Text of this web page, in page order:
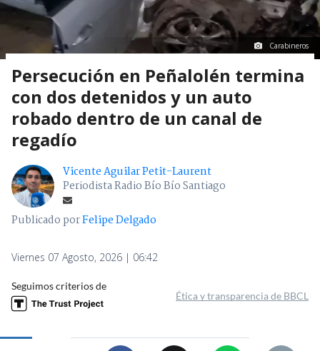
Carabineros
Persecución en Peñalolén termina
con dos detenidos y un auto
robado dentro de un canal de
regadío
Vicente Aguilar Petit-Laurent
Periodista Radio Bío Bío Santiago
Publicado porFelipe Delgado
Viernes 07 Agosto, 2026 | 06:42
Seguimos criterios de
Ética y transparencia de BBCL